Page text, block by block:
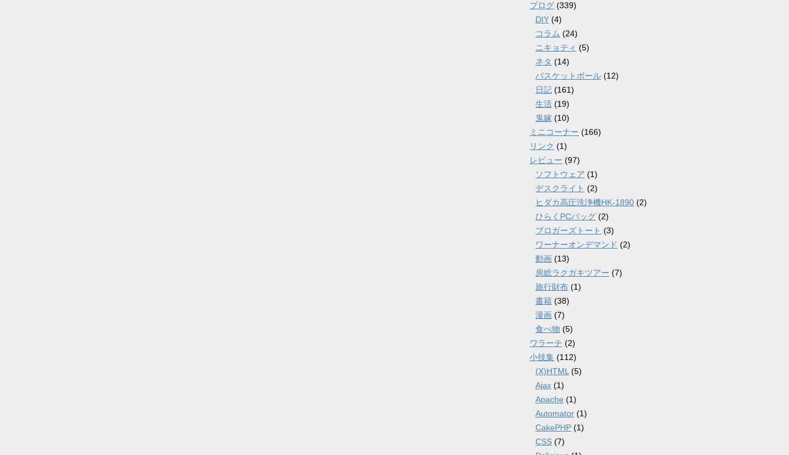
ブログ (339)
DIY (4)
コラム (24)
ニキョティ (5)
ネタ (14)
バスケットボール (12)
日記 (161)
生活 (19)
鬼嫁 (10)
ミニコーナー (166)
リンク (1)
レビュー (97)
ソフトウェア (1)
デスクライト (2)
ヒダカ高圧洗浄機HK-1890 (2)
ひらくPCバッグ (2)
ブロガーズトート (3)
ワーナーオンデマンド (2)
動画 (13)
房総ラクガキツアー (7)
旅行財布 (1)
書籍 (38)
漫画 (7)
食べ物 (5)
ワラーチ (2)
小技集 (112)
(X)HTML (5)
Ajax (1)
Apache (1)
Automator (1)
CakePHP (1)
CSS (7)